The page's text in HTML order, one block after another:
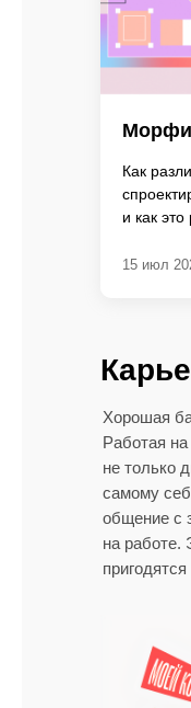
Как
и как это
15 июл
Хорошая
Работая
не только
самому
общение с
на работе.